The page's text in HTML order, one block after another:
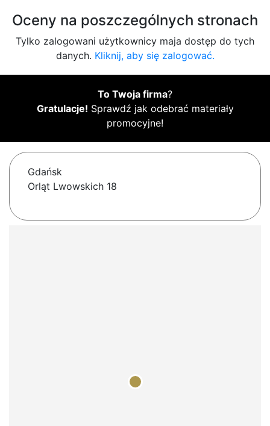
Oceny na poszczególnych stronach
Tylko zalogowani użytkownicy maja dostęp do tych
danych. Kliknij, aby się zalogować.
To Twoja firma?
Gratulacje! Sprawdź jak odebrać materiały
promocyjne!
Gdańsk
Orląt Lwowskich 18